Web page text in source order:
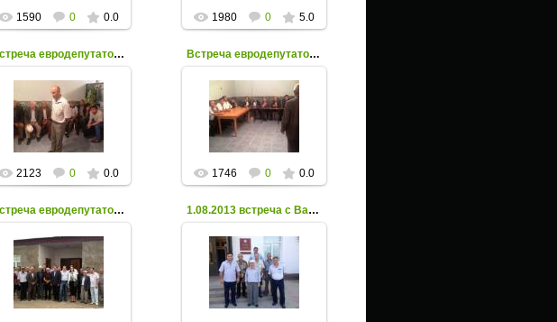
1590 0 0.0 1980 0 5.0
Встреча евродепутатов с храхубинцами - 3
07 Сентября 2013
Xpax
2123 0 0.0
Встреча евродепутатов с храхубинцами - 4
07 Сентября 2013
Xpax
1746 0 0.0
Встреча евродепутатов с храхубинцами - 6
07 Сентября 2013
Xpax
1.08.2013 встреча с Василием Колесниковым
03 Августа 2013
Xpax